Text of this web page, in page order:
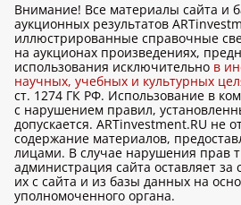
Внимание! Все материалы сайта и
аукционных результатов
иллюстрированные справочные
на аукционах произведениях,
использования исключительно в
научных, учебных и культурных
ст. 1274 ГК РФ. Использование в
с нарушением правил,
допускается. ARTinvestment.RU не
содержание материалов,
лицами. В случае нарушения прав
администрация сайта оставляет за
их с сайта и из базы данных на
уполномоченного органа.